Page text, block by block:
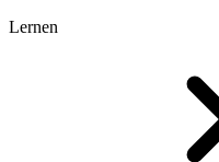
Lernen